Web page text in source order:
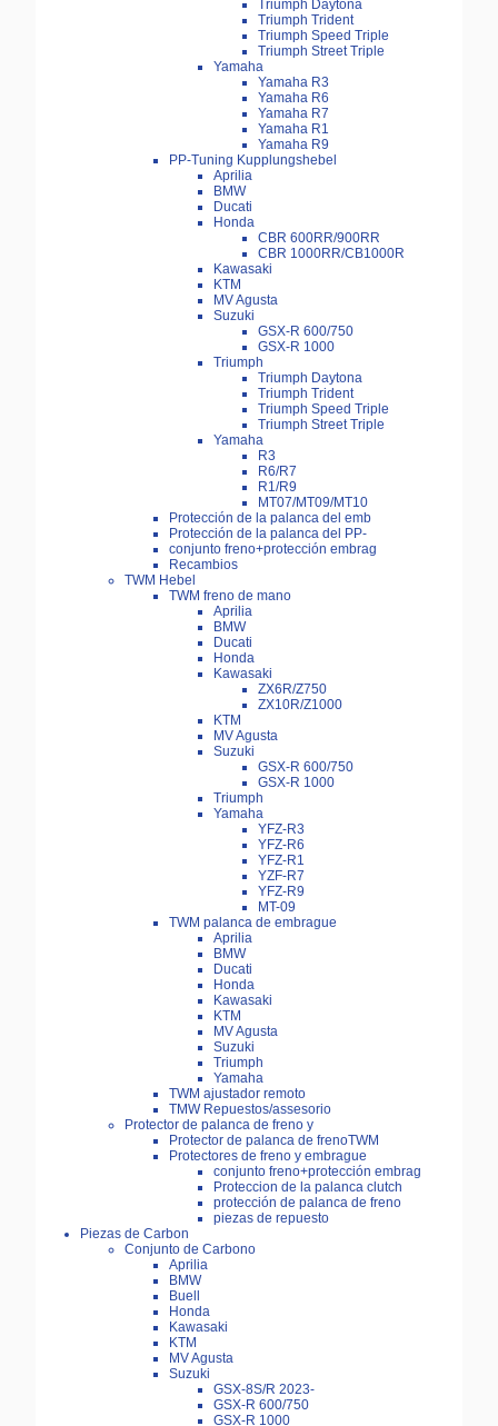
Triumph Daytona
Triumph Trident
Triumph Speed Triple
Triumph Street Triple
Yamaha
Yamaha R3
Yamaha R6
Yamaha R7
Yamaha R1
Yamaha R9
PP-Tuning Kupplungshebel
Aprilia
BMW
Ducati
Honda
CBR 600RR/900RR
CBR 1000RR/CB1000R
Kawasaki
KTM
MV Agusta
Suzuki
GSX-R 600/750
GSX-R 1000
Triumph
Triumph Daytona
Triumph Trident
Triumph Speed Triple
Triumph Street Triple
Yamaha
R3
R6/R7
R1/R9
MT07/MT09/MT10
Protección de la palanca del emb
Protección de la palanca del PP-
conjunto freno+protección embrag
Recambios
TWM Hebel
TWM freno de mano
Aprilia
BMW
Ducati
Honda
Kawasaki
ZX6R/Z750
ZX10R/Z1000
KTM
MV Agusta
Suzuki
GSX-R 600/750
GSX-R 1000
Triumph
Yamaha
YFZ-R3
YFZ-R6
YFZ-R1
YZF-R7
YFZ-R9
MT-09
TWM palanca de embrague
Aprilia
BMW
Ducati
Honda
Kawasaki
KTM
MV Agusta
Suzuki
Triumph
Yamaha
TWM ajustador remoto
TMW Repuestos/assesorio
Protector de palanca de freno y
Protector de palanca de frenoTWM
Protectores de freno y embrague
conjunto freno+protección embrag
Proteccion de la palanca clutch
protección de palanca de freno
piezas de repuesto
Piezas de Carbon
Conjunto de Carbono
Aprilia
BMW
Buell
Honda
Kawasaki
KTM
MV Agusta
Suzuki
GSX-8S/R 2023-
GSX-R 600/750
GSX-R 1000